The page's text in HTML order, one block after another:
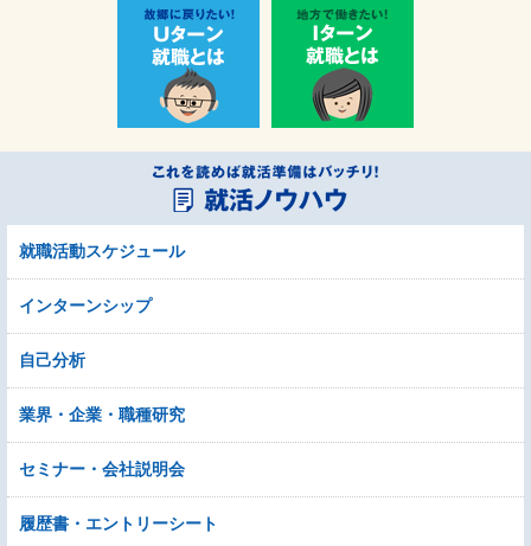
就職活動スケジュール
インターンシップ
自己分析
業界・企業・職種研究
セミナー・会社説明会
履歴書・エントリーシート